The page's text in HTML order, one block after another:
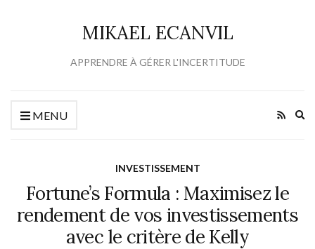
MIKAEL ECANVIL
APPRENDRE À GÉRER L'INCERTITUDE
MENU
INVESTISSEMENT
Fortune’s Formula : Maximisez le
rendement de vos investissements
avec le critère de Kelly